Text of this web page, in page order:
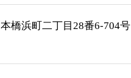
橋浜町二丁目28番6-704号